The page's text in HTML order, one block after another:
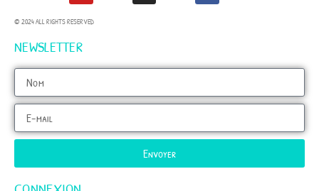
© 2024 ALL RIGHTS RESERVED
NEWSLETTER
Envoyer